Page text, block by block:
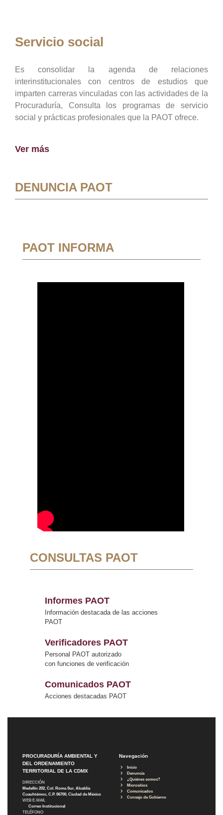
Servicio social
Es consolidar la agenda de relaciones
interinstitucionales con centros de estudios que
imparten carreras vinculadas con las actividades de la
Procuraduría, Consulta los programas de servicio
social y prácticas profesionales que la PAOT ofrece.
Ver más
DENUNCIA PAOT
PAOT INFORMA
CONSULTAS PAOT
Informes PAOT
Información destacada de las acciones
PAOT
Verificadores PAOT
Personal PAOT autorizado
con funciones de verificación
Comunicados PAOT
Acciones destacadas PAOT
PROCURADURÍA AMBIENTAL Y
DEL ORDENAMIENTO
TERRITORIAL DE LA CDMX
DIRECCIÓN
Medellín 202, Col. Roma Sur, Alcaldía
Cuauhtémoc, C.P. 06700, Ciudad de México
WEB E-MAIL
Correo Institucional
TELÉFONO
Navegación
Inicio
Denuncia
¿Quiénes somos?
Micrositios
Comunicados
Consejo de Gobierno